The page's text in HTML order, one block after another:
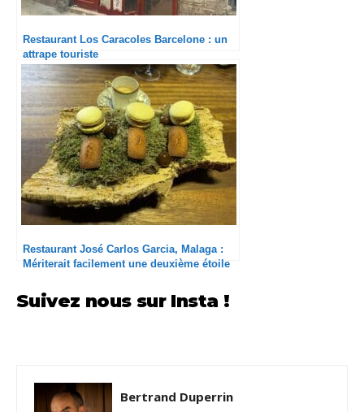
Restaurant Los Caracoles Barcelone : un
attrape touriste
Restaurant José Carlos Garcia, Malaga :
Mériterait facilement une deuxième étoile
Suivez nous sur Insta !
Bertrand Duperrin